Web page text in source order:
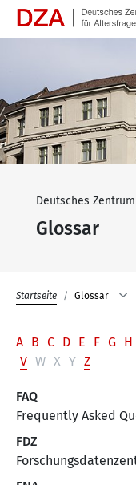
Deutsches
Glossar
Startseite Glossar
A B C D E F G H
V W X Y Z
FAQ
Frequently Asked
FDZ